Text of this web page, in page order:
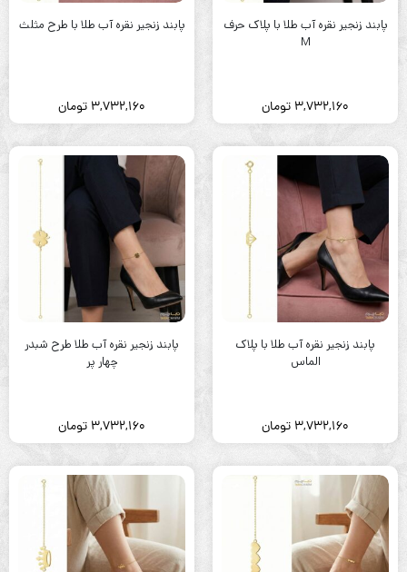
پابند زنجیر نقره آب طلا با پلاک حرف
M
3,732,160 تومان
پابند زنجیر نقره آب طلا با طرح مثلث
3,732,160 تومان
پابند زنجیر نقره آب طلا با پلاک
الماس
3,732,160 تومان
پابند زنجیر نقره آب طلا طرح شبدر
چهار پر
3,732,160 تومان